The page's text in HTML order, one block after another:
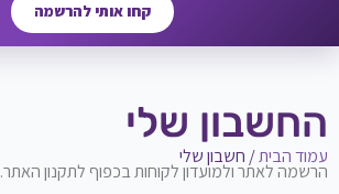
קחו אותי להרשמה
החשבון שלי
עמוד הבית/ חשבון שלי
הרשמה לאתר ולמועדון לקוחות בכפוף לתקנון האתר.